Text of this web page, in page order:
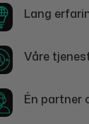
Lang
Våre
Én partner